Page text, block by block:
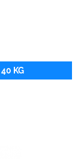
40 KG